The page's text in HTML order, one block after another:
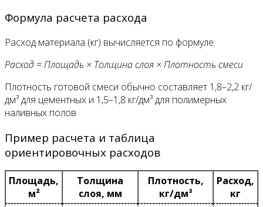
Формула расчета расхода
Расход материала (кг) вычисляется по формуле:
Расход = Площадь × Толщина слоя × Плотность смеси
Плотность готовой смеси обычно составляет 1,8–2,2 кг/
дм³ для цементных и 1,5–1,8 кг/дм³ для полимерных
наливных полов.
Пример расчета и таблица
ориентировочных расходов
Площадь,
м²
Толщина
слоя, мм
Плотность,
кг/дм³
Расход,
кг